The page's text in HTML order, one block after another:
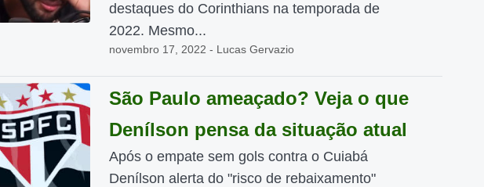
destaques do Corinthians na temporada de
2022. Mesmo...
novembro 17, 2022 - Lucas Gervazio
São Paulo ameaçado? Veja o que
Denílson pensa da situação atual
Após o empate sem gols contra o Cuiabá
Denílson alerta do "risco de rebaixamento"